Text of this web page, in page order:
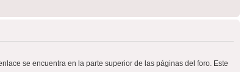
se encuentra en la parte superior de las páginas del foro. Este